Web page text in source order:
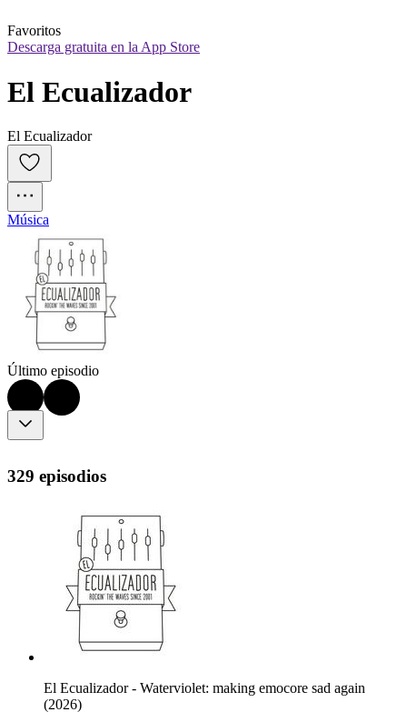
Favoritos
Descarga gratuita en la App Store
El Ecualizador
El Ecualizador
Música
Último episodio
329 episodios
El Ecualizador - Waterviolet: making emocore sad again
(2026)